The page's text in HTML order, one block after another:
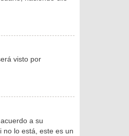
visto por
a su
no lo está, este es un